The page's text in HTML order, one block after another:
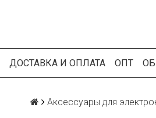
ДОСТАВКА И ОПЛАТА ОПТ
Аксессуары для